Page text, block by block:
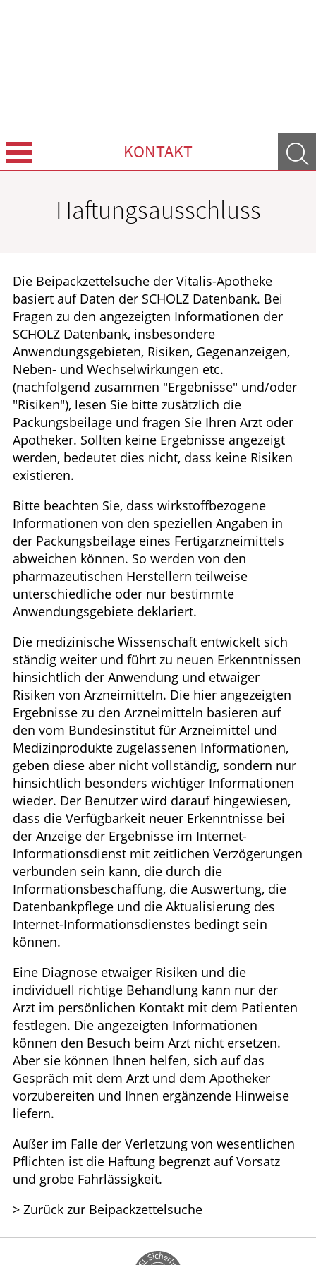
KONTAKT
Krankheiten & Therapie
GESUND IM ALTER
ELTERN UND KIND
Haftungsausschluss
Die Beipackzettelsuche der Vitalis-Apotheke
basiert auf Daten der SCHOLZ Datenbank. Bei
Fragen zu den angezeigten Informationen der
SCHOLZ Datenbank, insbesondere
Anwendungsgebieten, Risiken, Gegenanzeigen,
Neben- und Wechselwirkungen etc.
(nachfolgend zusammen "Ergebnisse" und/oder
"Risiken"), lesen Sie bitte zusätzlich die
Packungsbeilage und fragen Sie Ihren Arzt oder
Apotheker. Sollten keine Ergebnisse angezeigt
werden, bedeutet dies nicht, dass keine Risiken
existieren.
Bitte beachten Sie, dass wirkstoffbezogene
Informationen von den speziellen Angaben in
der Packungsbeilage eines Fertigarzneimittels
abweichen können. So werden von den
pharmazeutischen Herstellern teilweise
unterschiedliche oder nur bestimmte
Anwendungsgebiete deklariert.
Die medizinische Wissenschaft entwickelt sich
ständig weiter und führt zu neuen Erkenntnissen
hinsichtlich der Anwendung und etwaiger
Risiken von Arzneimitteln. Die hier angezeigten
Ergebnisse zu den Arzneimitteln basieren auf
den vom Bundesinstitut für Arzneimittel und
Medizinprodukte zugelassenen Informationen,
geben diese aber nicht vollständig, sondern nur
hinsichtlich besonders wichtiger Informationen
wieder. Der Benutzer wird darauf hingewiesen,
dass die Verfügbarkeit neuer Erkenntnisse bei
der Anzeige der Ergebnisse im Internet-
Informationsdienst mit zeitlichen Verzögerungen
verbunden sein kann, die durch die
Informationsbeschaffung, die Auswertung, die
Datenbankpflege und die Aktualisierung des
Internet-Informationsdienstes bedingt sein
können.
Eine Diagnose etwaiger Risiken und die
individuell richtige Behandlung kann nur der
Arzt im persönlichen Kontakt mit dem Patienten
festlegen. Die angezeigten Informationen
können den Besuch beim Arzt nicht ersetzen.
Aber sie können Ihnen helfen, sich auf das
Gespräch mit dem Arzt und dem Apotheker
vorzubereiten und Ihnen ergänzende Hinweise
liefern.
Außer im Falle der Verletzung von wesentlichen
Pflichten ist die Haftung begrenzt auf Vorsatz
und grobe Fahrlässigkeit.
> Zurück zur Beipackzettelsuche